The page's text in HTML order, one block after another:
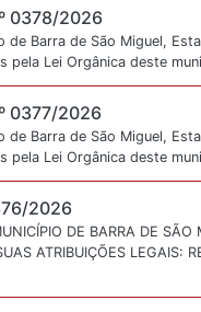
0378/2026
Barra de São Miguel,
Lei Orgânica deste
0377/2026
Barra de São Miguel,
Lei Orgânica deste
2026
DE BARRA DE
ATRIBUIÇÕES LEGAIS: